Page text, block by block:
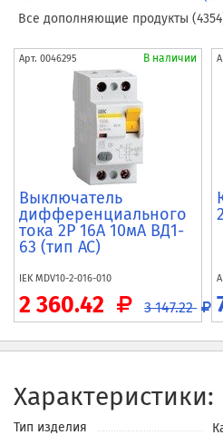
Все дополняющие продукты
Арт. 0046295 В наличии
Выключатель
дифференциального
тока 2P 16А 10мА ВД1-
63 (тип AC)
IEKMDV10-2-016-010
2 360.42 3 147.22
Характеристики:
Тип изделия